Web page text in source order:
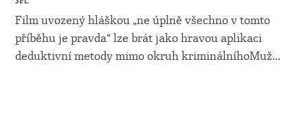
Film uvozený hláškou „ne úplně všechno v tomto
příběhu je pravda“ lze brát jako hravou aplikaci
deduktivní metody mimo okruh kriminálníhoMuž...